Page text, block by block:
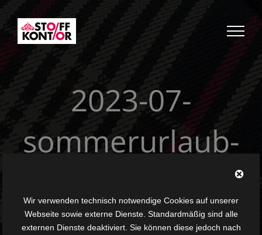
Inhalt
springen
2023-07-
sommerurlaub-
Wir verwenden technisch notwendige Cookies auf unserer
Webseite sowie externe Dienste. Standardmäßig sind alle
externen Dienste deaktiviert. Sie können diese jedoch nach